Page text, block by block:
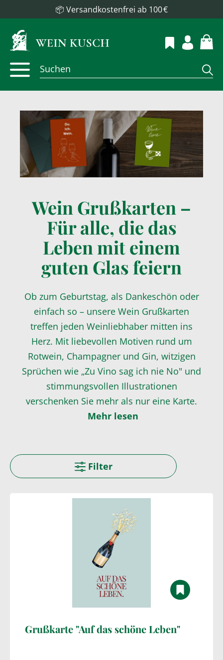
📦 Versandkostenfrei ab 100 €
Wein Grußkarten –
Für alle, die das
Leben mit einem
guten Glas feiern
Ob zum Geburtstag, als Dankeschön oder
einfach so – unsere Wein Grußkarten
treffen jeden Weinliebhaber mitten ins
Herz. Mit liebevollen Motiven rund um
Rotwein, Champagner und Gin, witzigen
Sprüchen wie „Zu Vino sag ich nie No" und
stimmungsvollen Illustrationen
verschenken Sie mehr als nur eine Karte.
Mehr lesen
Filter
Grußkarte "Auf das schöne Leben"